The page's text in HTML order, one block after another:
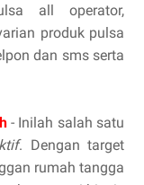
all operator,
produk pulsa
dan sms serta
- Inilah salah satu
. Dengan target
rumah tangga